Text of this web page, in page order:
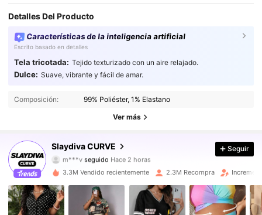
Detalles Del Producto
Características de la inteligencia artificial
Escrito basado en detalles
Tela tricotada: Tejido texturizado con un aire relajado.
Dulce: Suave, vibrante y fácil de amar.
Composición: 99% Poliéster, 1% Elastano
Ver más
Slaydiva CURVE
4,86 630K Seguidores
630K Seguidores
m***vseguidoHace 2 horas
4,86
630K Seguidores
4,86 630K Seguidores
630K Seguidores
Seguir
3.3M Vendido recientemente 2.3M Recompra